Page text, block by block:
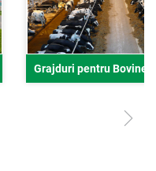
Grajduri pentru Bovine